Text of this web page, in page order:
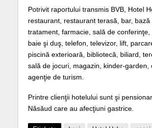
Potrivit raportului transmis BVB, Hotel
restaurant, restaurant terasă, bar, bază
tratament, farmacie, sală de conferinţe,
baie şi duş, telefon, televizor, lift,
piscină exterioară, bibliotecă, biliard,
sală de jocuri, magazin, kinder-garden,
agenţie de turism.
Printre clienţii hotelului sunt şi
Năsăud care au afecţiuni gastrice.